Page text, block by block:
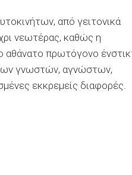
από γειτονικά
νεωτέρας, καθώς η
αθάνατο πρωτόγονο
γνωστών, αγνώστων,
εκκρεμείς διαφορές.